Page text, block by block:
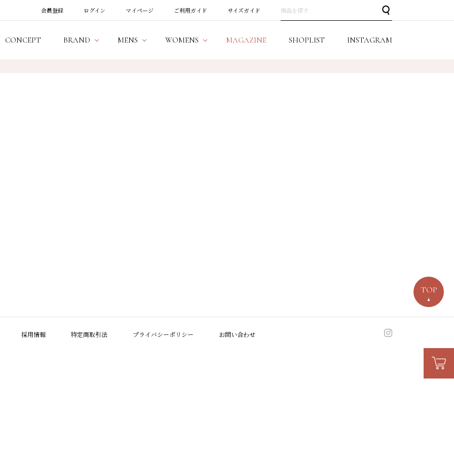
会員登録 ログイン マイページ ご利用ガイド サイズガイド
CONCEPT BRAND MENS WOMENS MAGAZINE SHOPLIST INSTAGRAM
TOP
採用情報 特定商取引法 プライバシーポリシー お問い合わせ